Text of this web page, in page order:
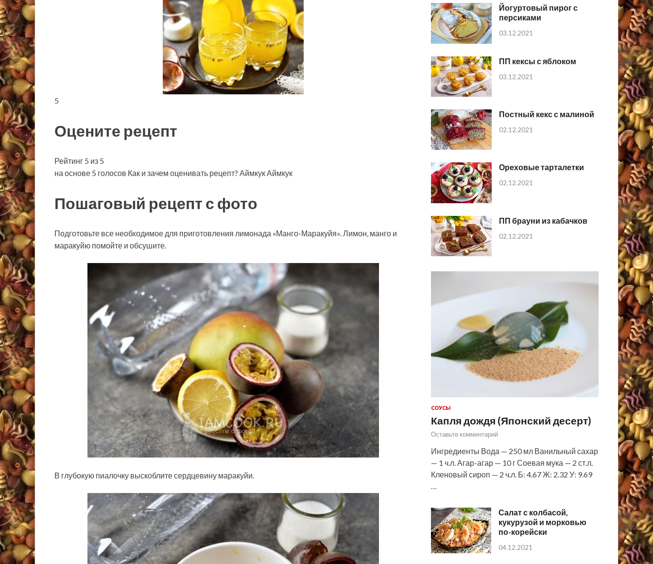
5
Оцените рецепт
Рейтинг 5 из 5
на основе 5 голосов Как и зачем оценивать рецепт? Аймкук Аймкук
Пошаговый рецепт с фото
Подготовьте все необходимое для приготовления лимонада «Манго-Маракуйя». Лимон, манго и
маракуйю помойте и обсушите.
В глубокую пиалочку выскоблите сердцевину маракуйи.
Йогуртовый пирог с
персиками
03.12.2021
ПП кексы с яблоком
03.12.2021
Постный кекс с малиной
02.12.2021
Ореховые тарталетки
02.12.2021
ПП брауни из кабачков
02.12.2021
СОУСЫ
Капля дождя (Японский десерт)
Оставьте комментарий
Ингредиенты Вода — 250 мл Ванильный сахар
— 1 ч.л. Агар-агар — 10 г Соевая мука — 2 ст.л.
Кленовый сироп — 2 ч.л. Б: 4.67 Ж: 2.32 У: 9.69
…
Салат с колбасой,
кукурузой и морковью
по-корейски
04.12.2021